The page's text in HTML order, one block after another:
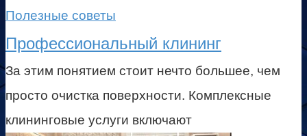
Полезные советы
Профессиональный клининг
За этим понятием стоит нечто большее, чем
просто очистка поверхности. Комплексные
клининговые услуги включают